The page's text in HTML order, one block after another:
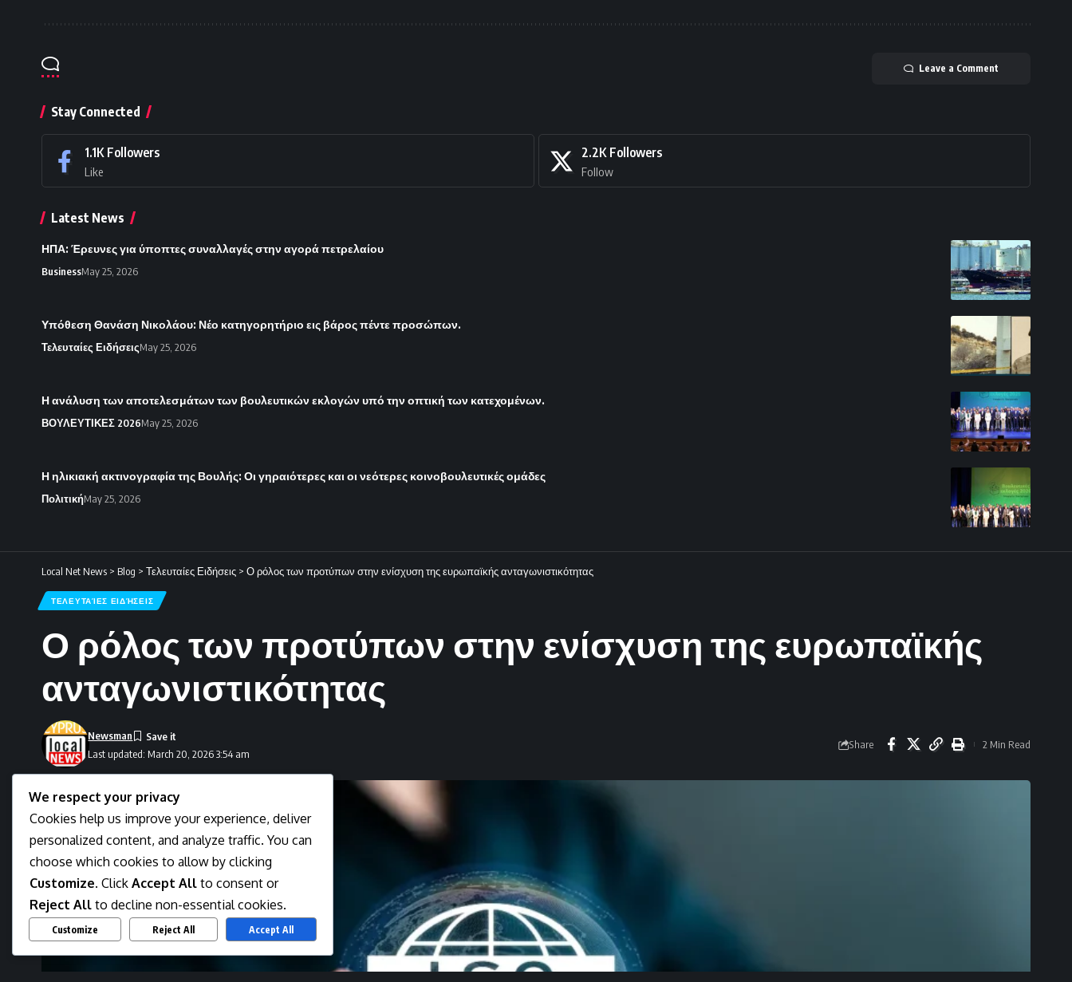
Leave a Comment
Stay Connected
1.1K Followers
Like
2.2K Followers
Follow
Latest News
ΗΠΑ: Έρευνες για ύποπτες συναλλαγές στην αγορά πετρελαίου
BusinessMay 25, 2026
Υπόθεση Θανάση Νικολάου: Νέο κατηγορητήριο εις βάρος πέντε προσώπων.
Τελευταίες ΕιδήσειςMay 25, 2026
Η ανάλυση των αποτελεσμάτων των βουλευτικών εκλογών υπό την οπτική των κατεχομένων.
ΒΟΥΛΕΥΤΙΚΕΣ 2026May 25, 2026
Η ηλικιακή ακτινογραφία της Βουλής: Οι γηραιότερες και οι νεότερες κοινοβουλευτικές ομάδες
ΠολιτικήMay 25, 2026
Local Net News > Blog > Τελευταίες Ειδήσεις > Ο ρόλος των προτύπων στην ενίσχυση της ευρωπαϊκής ανταγωνιστικότητας
ΤΕΛΕΥΤΑΊΕΣ ΕΙΔΉΣΕΙΣ
Ο ρόλος των προτύπων στην ενίσχυση της ευρωπαϊκής
ανταγωνιστικότητας
Last updated: March 20, 2026 3:54 am
Newsman
Share 2 Min Read
We respect your privacy
Cookies help us improve your experience, deliver
personalized content, and analyze traffic. You can
choose which cookies to allow by clicking
Customize. Click Accept All to consent or
Reject All to decline non-essential cookies.
Customize Reject All Accept All